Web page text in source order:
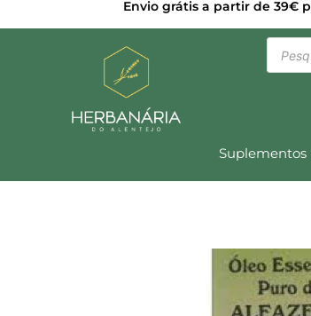
Envio grátis a partir de 39€
Suplementos